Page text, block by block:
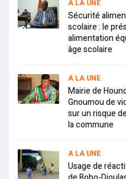
A LA UNE
Sécurité
scolaire : le
alimentation
âge scolaire
A LA UNE
Mairie de
Gnoumou de
sur un risque
la commune
A LA UNE
Usage de